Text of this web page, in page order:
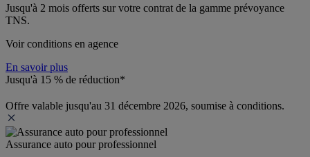
Jusqu'à 2 mois offerts sur votre contrat de la gamme prévoyance
TNS.
Voir conditions en agence
En savoir plus
Jusqu'à 15 % de réduction*
Offre valable jusqu'au 31 décembre 2026, soumise à conditions.
Assurance auto pour professionnel